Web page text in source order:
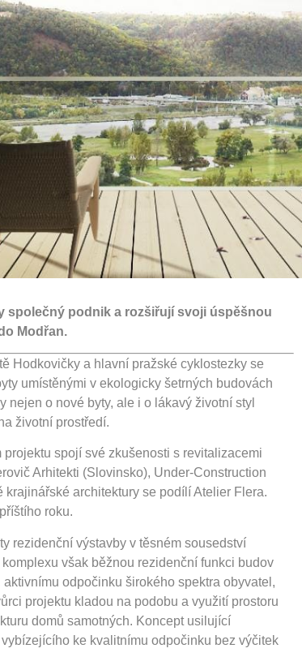
společný podnik a rozšiřují svoji úspěšnou
Modřan.
Hodkovičky a hlavní pražské cyklostezky se
umístěnými v ekologicky šetrných budovách
o nové byty, ale i o lákavý životní styl
životní prostředí.
spojí své zkušenosti s revitalizacemi
Arhitekti (Slovinsko), Under-Construction
architektury se podílí Atelier Flera.
roku.
rezidenční výstavby v těsném sousedství
však běžnou rezidenční funkci budov
odpočinku širokého spektra obyvatel,
projektu kladou na podobu a využití prostoru
domů samotných. Koncept usilující
ke kvalitnímu odpočinku bez výčitek